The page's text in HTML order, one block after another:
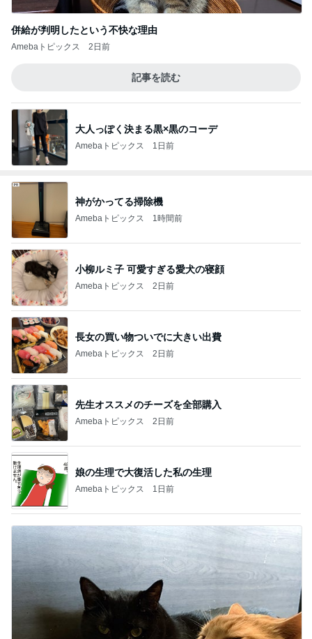
併給が判明したという不快な理由
Amebaトピックス 2日前
記事を読む
大人っぽく決まる黒×黒のコーデ
Amebaトピックス 1日前
神がかってる掃除機
Amebaトピックス 1時間前
小柳ルミ子 可愛すぎる愛犬の寝顔
Amebaトピックス 2日前
長女の買い物ついでに大きい出費
Amebaトピックス 2日前
先生オススメのチーズを全部購入
Amebaトピックス 2日前
娘の生理で大復活した私の生理
Amebaトピックス 1日前